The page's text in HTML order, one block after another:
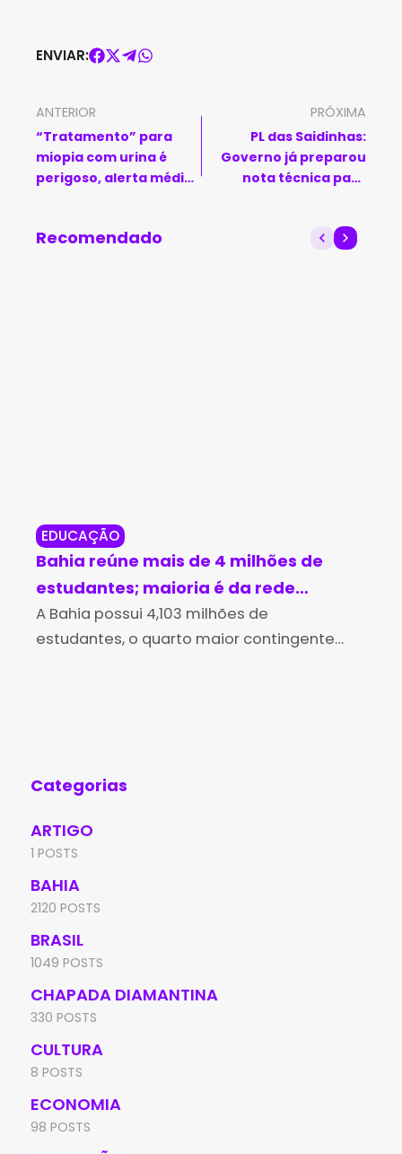
ENVIAR:
ANTERIOR
“Tratamento” para
miopia com urina é
perigoso, alerta médico
PRÓXIMA
PL das Saidinhas:
Governo já preparou
nota técnica para
Recomendado
EDUCAÇÃO
Bahia reúne mais de 4 milhões de
estudantes; maioria é da rede
pública
A Bahia possui 4,103 milhões de
estudantes, o quarto maior contingente
Categorias
ARTIGO
1 POSTS
BAHIA
2120 POSTS
BRASIL
1049 POSTS
CHAPADA DIAMANTINA
330 POSTS
CULTURA
8 POSTS
ECONOMIA
98 POSTS